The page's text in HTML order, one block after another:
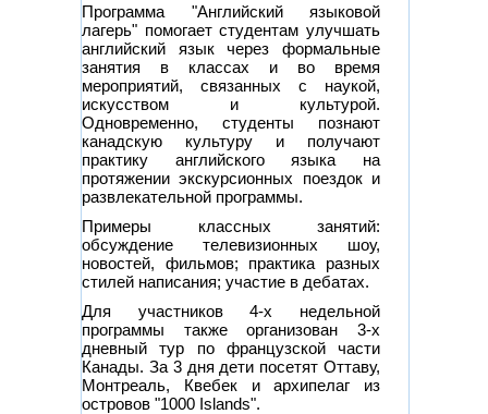
Программа "Английский языковой
лагерь" помогает студентам улучшать
английский язык через формальные
занятия в классах и во время
мероприятий, связанных с наукой,
искусством и культурой.
Одновременно, студенты познают
канадскую культуру и получают
практику английского языка на
протяжении экскурсионных поездок и
развлекательной программы.
Примеры классных занятий:
обсуждение телевизионных шоу,
новостей, фильмов; практика разных
стилей написания; участие в дебатах.
Для участников 4-х недельной
программы также организован 3-х
дневный тур по французской части
Канады. За 3 дня дети посетят Оттаву,
Монтреаль, Квебек и архипелаг из
островов "1000 Islands".